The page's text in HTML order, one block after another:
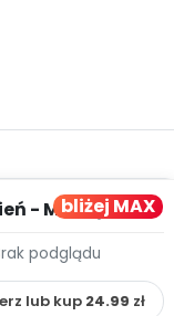
bliżej MAX
- MIESIĘCZNY
–
podglądu
lub kup 24.99 zł